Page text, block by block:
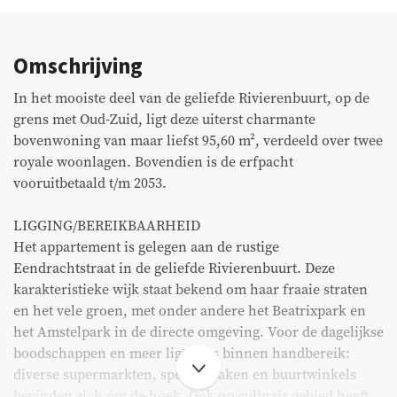
Aangekocht
Recent transacties
Huurders
FAQ
Onderhoud & meldingen
Huurdersportaal
Eigenarenportaal
Move.nl
Omschrijving
In het mooiste deel van de geliefde Rivierenbuurt, op de
grens met Oud-Zuid, ligt deze uiterst charmante
bovenwoning van maar liefst 95,60 m², verdeeld over twee
royale woonlagen. Bovendien is de erfpacht
vooruitbetaald t/m 2053.
LIGGING/BEREIKBAARHEID
Het appartement is gelegen aan de rustige
Eendrachtstraat in de geliefde Rivierenbuurt. Deze
karakteristieke wijk staat bekend om haar fraaie straten
en het vele groen, met onder andere het Beatrixpark en
het Amstelpark in de directe omgeving. Voor de dagelijkse
boodschappen en meer ligt alles binnen handbereik:
diverse supermarkten, speciaalzaken en buurtwinkels